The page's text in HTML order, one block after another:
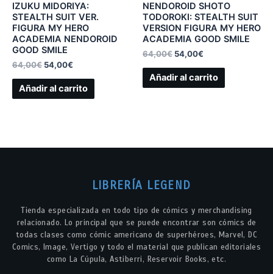
IZUKU MIDORIYA:
STEALTH SUIT VER.
FIGURA MY HERO
ACADEMIA NENDOROID
GOOD SMILE
64,00€ 54,00€
Añadir al carrito
NENDOROID SHOTO
TODOROKI: STEALTH SUIT
VERSION FIGURA MY HERO
ACADEMIA GOOD SMILE
64,00€ 54,00€
Añadir al carrito
LIBRERÍA LEGEND
Tienda especializada en todo tipo de cómics y merchandising
relacionado. Lo principal que se puede encontrar son cómics de
todas clases como cómic americano de superhéroes, Marvel, DC
Comics, Image, Vertigo y todo el material que publican editoriales
como La Cúpula, Astiberri, Reservoir Books, etc.